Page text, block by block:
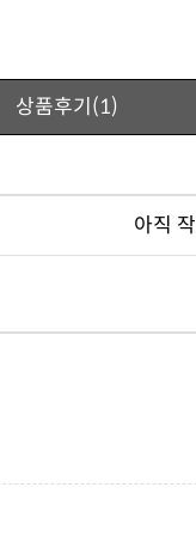
상품후기(1)
아직